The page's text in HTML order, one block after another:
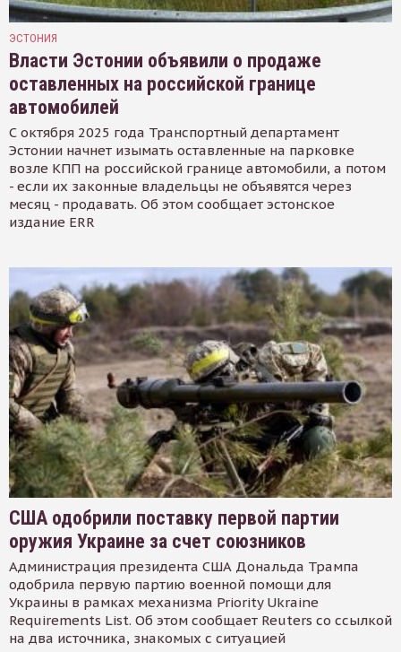
ЭСТОНИЯ
Власти Эстонии объявили о продаже
оставленных на российской границе
автомобилей
С октября 2025 года Транспортный департамент
Эстонии начнет изымать оставленные на парковке
возле КПП на российской границе автомобили, а потом
- если их законные владельцы не объявятся через
месяц - продавать. Об этом сообщает эстонское
издание ERR
США одобрили поставку первой партии
оружия Украине за счет союзников
Администрация президента США Дональда Трампа
одобрила первую партию военной помощи для
Украины в рамках механизма Priority Ukraine
Requirements List. Об этом сообщает Reuters со ссылкой
на два источника, знакомых с ситуацией